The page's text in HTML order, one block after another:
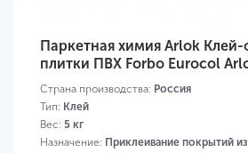
Паркетная химия Arlok
плитки ПВХ Forbo Eurocol
Страна производства: Россия
Тип: Клей
Вес: 5 кг
Назначение: Приклеивание покрытий